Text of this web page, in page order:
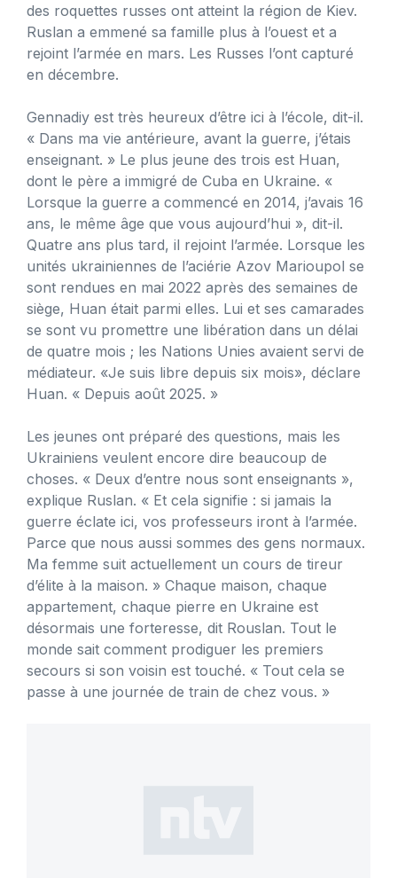
des roquettes russes ont atteint la région de Kiev.
Ruslan a emmené sa famille plus à l’ouest et a
rejoint l’armée en mars. Les Russes l’ont capturé
en décembre.
Gennadiy est très heureux d’être ici à l’école, dit-il.
« Dans ma vie antérieure, avant la guerre, j’étais
enseignant. » Le plus jeune des trois est Huan,
dont le père a immigré de Cuba en Ukraine. «
Lorsque la guerre a commencé en 2014, j’avais 16
ans, le même âge que vous aujourd’hui », dit-il.
Quatre ans plus tard, il rejoint l’armée. Lorsque les
unités ukrainiennes de l’aciérie Azov Marioupol se
sont rendues en mai 2022 après des semaines de
siège, Huan était parmi elles. Lui et ses camarades
se sont vu promettre une libération dans un délai
de quatre mois ; les Nations Unies avaient servi de
médiateur. «Je suis libre depuis six mois», déclare
Huan. « Depuis août 2025. »
Les jeunes ont préparé des questions, mais les
Ukrainiens veulent encore dire beaucoup de
choses. « Deux d’entre nous sont enseignants »,
explique Ruslan. « Et cela signifie : si jamais la
guerre éclate ici, vos professeurs iront à l’armée.
Parce que nous aussi sommes des gens normaux.
Ma femme suit actuellement un cours de tireur
d’élite à la maison. » Chaque maison, chaque
appartement, chaque pierre en Ukraine est
désormais une forteresse, dit Rouslan. Tout le
monde sait comment prodiguer les premiers
secours si son voisin est touché. « Tout cela se
passe à une journée de train de chez vous. »